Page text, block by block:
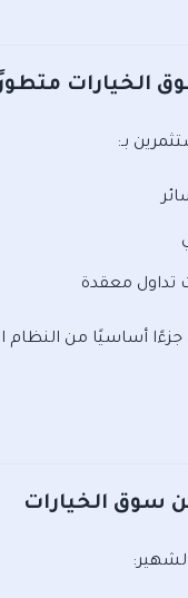
الخيارات
بـ:
تداول معقدة
أساسيًا من النظام
سوق الخيارات